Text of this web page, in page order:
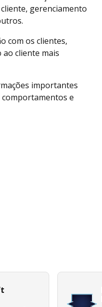
gerenciamento
com os clientes,
cliente mais
importantes
comportamentos e